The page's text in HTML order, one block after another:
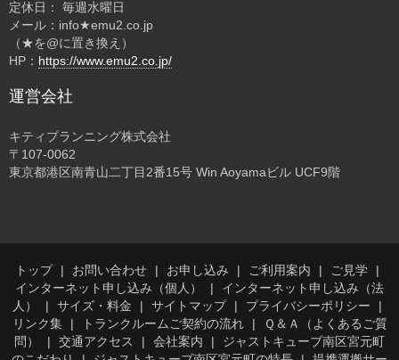
定休日： 毎週水曜日
メール：info★emu2.co.jp
（★を@に置き換え）
HP： https://www.emu2.co.jp/
運営会社
キティプランニング株式会社
〒107-0062
東京都港区南青山二丁目2番15号 Win Aoyamaビル UCF9階
トップ お問い合わせ お申し込み ご利用案内
ご見学
インターネット申し込み（個人）
インターネット申し込み（法
人）
サイズ・料金 サイトマップ
プライバシーポリシー
リンク集
トランクルームご契約の流れ
Ｑ＆Ａ（よくあるご質
問）
交通アクセス 会社案内
ジャストキューブ南区宮元町